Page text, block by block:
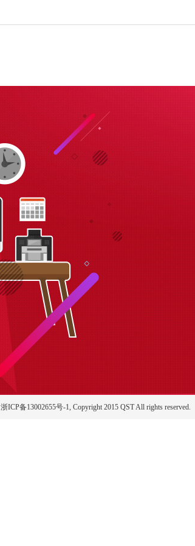
浙ICP备13002655号-1, Copyright 2015 QST All rights reserved.